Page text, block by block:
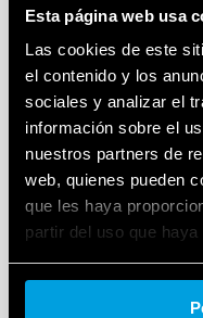
Esta página web usa
Las cookies de este
el contenido y los
sociales y analizar el
información sobre el
nuestros partners de
web, quienes pueden
que les haya
partir del uso que
Cookie policy.